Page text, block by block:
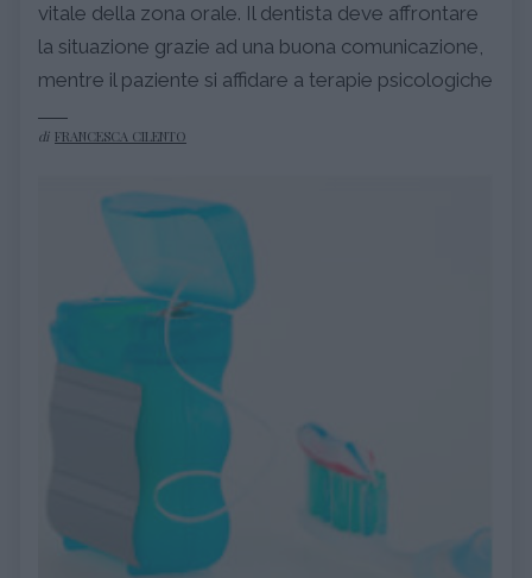
vitale della zona orale. Il dentista deve affrontare
la situazione grazie ad una buona comunicazione,
mentre il paziente si affidare a terapie psicologiche
di FRANCESCA CILENTO